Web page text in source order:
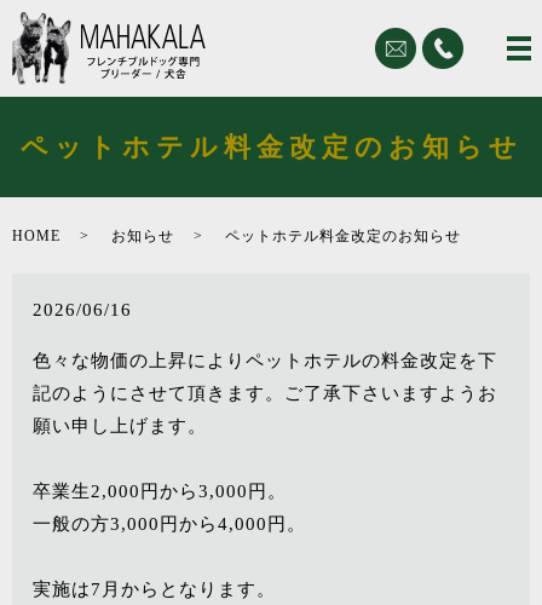
ペットホテル料金改定のお知らせ
HOME お知らせ ペットホテル料金改定のお知らせ
2026/06/16
色々な物価の上昇によりペットホテルの料金改定を下
記のようにさせて頂きます。ご了承下さいますようお
願い申し上げます。
卒業生2,000円から3,000円。
一般の方3,000円から4,000円。
実施は7月からとなります。